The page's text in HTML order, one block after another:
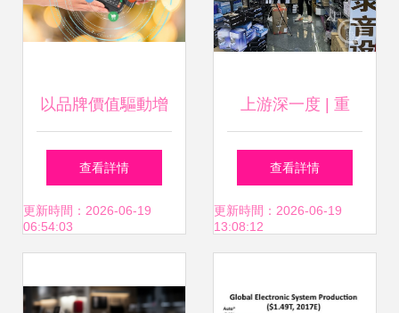
以品牌價值驅動增
長 儀器儀表銷售的
市場破局之道
查看詳情
更新時間：2026-06-19
06:54:03
上游深一度 | 重
慶“硅谷”14年后落
幕 儀器儀表銷售孕
查看詳情
更新時間：2026-06-19
13:08:12